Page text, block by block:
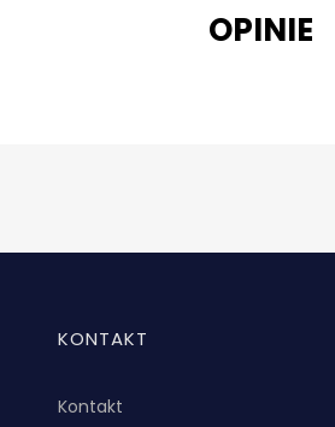
OPINIE
Linki w stopce
KONTAKT
Kontakt